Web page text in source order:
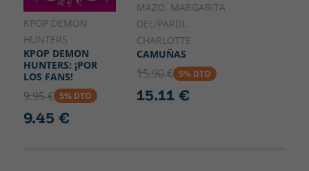
KPOP DEMON
HUNTERS
KPOP DEMON
HUNTERS: ¡POR
LOS FANS!
9.95 € 5% DTO
9.45 €
MAZO, MARGARITA
DEL/PARDI,
CHARLOTTE
CAMUÑAS
15.90 € 5% DTO
15.11 €